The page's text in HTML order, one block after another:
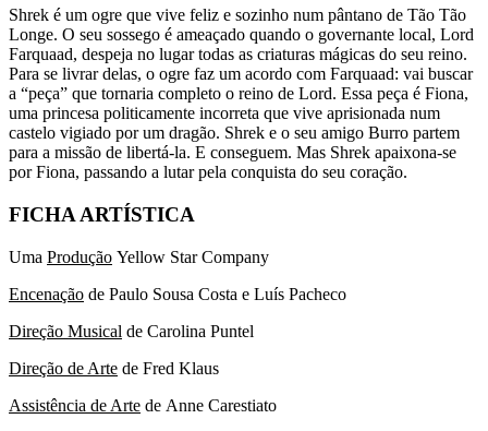
Shrek é um ogre que vive feliz e sozinho num pântano de Tão Tão
Longe. O seu sossego é ameaçado quando o governante local, Lord
Farquaad, despeja no lugar todas as criaturas mágicas do seu reino.
Para se livrar delas, o ogre faz um acordo com Farquaad: vai buscar
a “peça” que tornaria completo o reino de Lord. Essa peça é Fiona,
uma princesa politicamente incorreta que vive aprisionada num
castelo vigiado por um dragão. Shrek e o seu amigo Burro partem
para a missão de libertá-la. E conseguem. Mas Shrek apaixona-se
por Fiona, passando a lutar pela conquista do seu coração.
FICHA ARTÍSTICA
Uma Produção Yellow Star Company
Encenação de Paulo Sousa Costa e Luís Pacheco
Direção Musical de Carolina Puntel
Direção de Arte de Fred Klaus
Assistência de Arte de Anne Carestiato